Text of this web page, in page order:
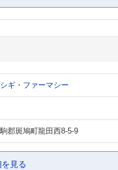
ギ・ファーマシー
郡斑鳩町龍田西8-5-9
見る